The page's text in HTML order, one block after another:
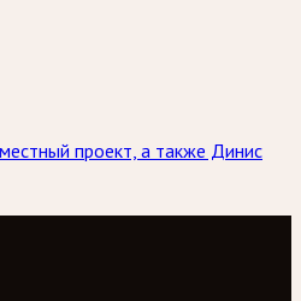
проект, а также Динис